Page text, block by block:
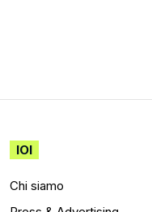
IOI
Chi siamo